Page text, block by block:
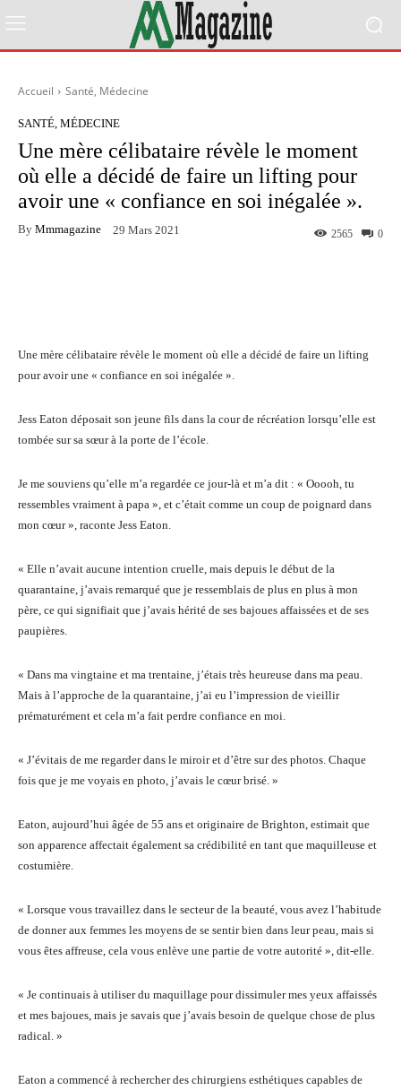
Accueil Santé, Médecine
SANTÉ, MÉDECINE
Une mère célibataire révèle le moment
où elle a décidé de faire un lifting pour
avoir une « confiance en soi inégalée ».
By Mmmagazine 29 Mars 2021 0
2565
Une mère célibataire révèle le moment où elle a décidé de faire un lifting
pour avoir une « confiance en soi inégalée ».
Jess Eaton déposait son jeune fils dans la cour de récréation lorsqu’elle est
tombée sur sa sœur à la porte de l’école.
Je me souviens qu’elle m’a regardée ce jour-là et m’a dit : « Ooooh, tu
ressembles vraiment à papa », et c’était comme un coup de poignard dans
mon cœur », raconte Jess Eaton.
« Elle n’avait aucune intention cruelle, mais depuis le début de la
quarantaine, j’avais remarqué que je ressemblais de plus en plus à mon
père, ce qui signifiait que j’avais hérité de ses bajoues affaissées et de ses
paupières.
« Dans ma vingtaine et ma trentaine, j’étais très heureuse dans ma peau.
Mais à l’approche de la quarantaine, j’ai eu l’impression de vieillir
prématurément et cela m’a fait perdre confiance en moi.
« J’évitais de me regarder dans le miroir et d’être sur des photos. Chaque
fois que je me voyais en photo, j’avais le cœur brisé. »
Eaton, aujourd’hui âgée de 55 ans et originaire de Brighton, estimait que
son apparence affectait également sa crédibilité en tant que maquilleuse et
costumière.
« Lorsque vous travaillez dans le secteur de la beauté, vous avez l’habitude
de donner aux femmes les moyens de se sentir bien dans leur peau, mais si
vous êtes affreuse, cela vous enlève une partie de votre autorité », dit-elle.
« Je continuais à utiliser du maquillage pour dissimuler mes yeux affaissés
et mes bajoues, mais je savais que j’avais besoin de quelque chose de plus
radical. »
Eaton a commencé à rechercher des chirurgiens esthétiques capables de